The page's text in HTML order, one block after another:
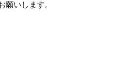
願いします。